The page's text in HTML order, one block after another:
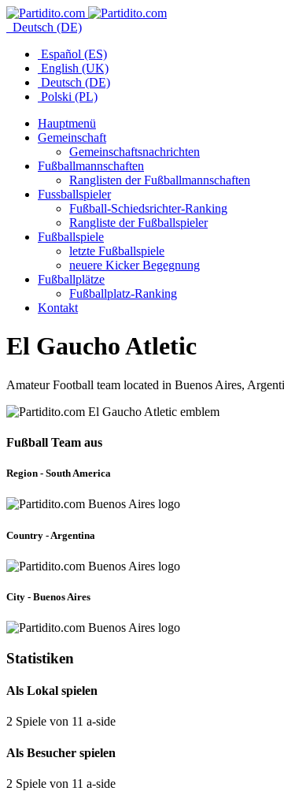
Deutsch (DE)
Español (ES)
English (UK)
Deutsch (DE)
Polski (PL)
Hauptmenü
Gemeinschaft
Gemeinschaftsnachrichten
Fußballmannschaften
Ranglisten der Fußballmannschaften
Fussballspieler
Fußball-Schiedsrichter-Ranking
Rangliste der Fußballspieler
Fußballspiele
letzte Fußballspiele
neuere Kicker Begegnung
Fußballplätze
Fußballplatz-Ranking
Kontakt
El Gaucho Atletic
Amateur Football team located in Buenos Aires,
Fußball Team aus
Region - South America
Country - Argentina
City - Buenos Aires
Statistiken
Als Lokal spielen
2 Spiele von 11 a-side
Als Besucher spielen
2 Spiele von 11 a-side